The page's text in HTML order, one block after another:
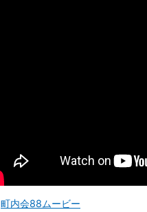
町内会88ムービー